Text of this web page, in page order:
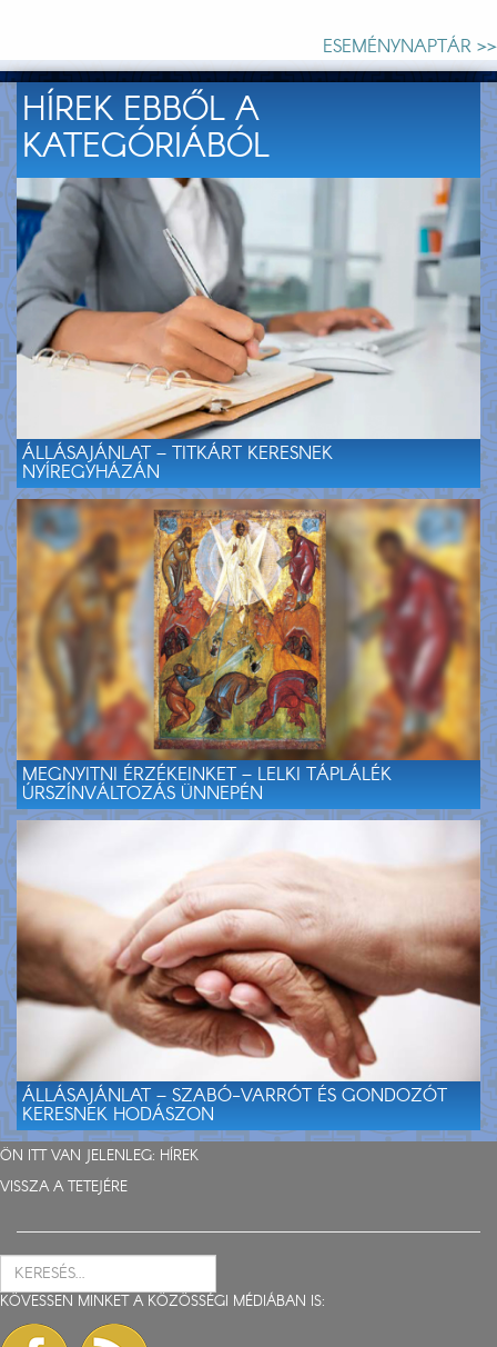
ESEMÉNYNAPTÁR >>
HÍREK EBBŐL A
KATEGÓRIÁBÓL
ÁLLÁSAJÁNLAT – TITKÁRT KERESNEK
NYÍREGYHÁZÁN
MEGNYITNI ÉRZÉKEINKET – LELKI TÁPLÁLÉK
ÚRSZÍNVÁLTOZÁS ÜNNEPÉN
ÁLLÁSAJÁNLAT – SZABÓ-VARRÓT ÉS GONDOZÓT
KERESNEK HODÁSZON
ÖN ITT VAN JELENLEG: HÍREK
VISSZA A TETEJÉRE
KÖVESSEN MINKET A KÖZÖSSÉGI MÉDIÁBAN IS: